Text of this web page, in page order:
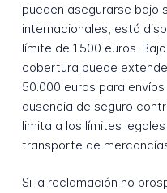
pueden asegurarse bajo
internacionales, está
límite de 1.500 euros.
cobertura puede
50.000 euros para
ausencia de seguro
limita a los límites
transporte de
Si la reclamación no